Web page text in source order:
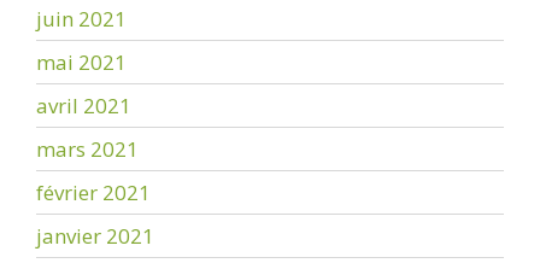
juin 2021
mai 2021
avril 2021
mars 2021
février 2021
janvier 2021